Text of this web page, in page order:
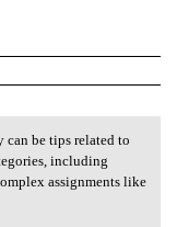
They
can be tips related to
including
assignments like